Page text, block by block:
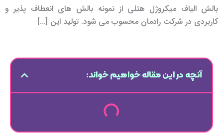
بالش الیاف میکروژل هتلی از نمونه بالش های انعطاف پذیر و
کاربردی در شرکت رادمان محسوب می شود. تولید این […]
آنچه در این مقاله خواهیم خواند: